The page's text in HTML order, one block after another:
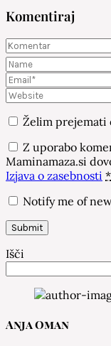
Komentiraj
Želim prejemati
Z uporabo
Maminamaza.si
Izjava o zasebnosti *
Notify me of
Išči
Anja Oman